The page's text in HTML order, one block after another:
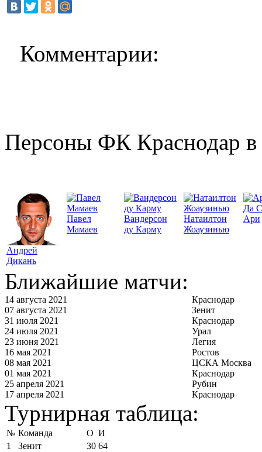
Комментарии:
Персоны ФК Краснодар в
Андрей
Дикань
Павел
Мамаев
Вандерсон
ду Карму
Натаилтон
Жоаузинью
Да
Ари
Ближайшие матчи:
14 августа 2021
Краснодар
07 августа 2021
Зенит
31 июля 2021
Краснодар
24 июля 2021
Урал
23 июня 2021
Легия
16 мая 2021
Ростов
08 мая 2021
ЦСКА Москва
01 мая 2021
Краснодар
25 апреля 2021
Рубин
17 апреля 2021
Краснодар
Турнирная таблица:
№ Команда О И
1
Зенит 30 64